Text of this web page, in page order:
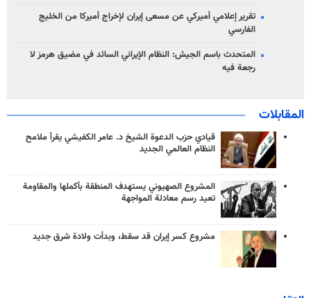
تقرير إعلامي أميركي عن مسعى إيران لإخراج أميركا من الخليج
الفارسي
المتحدث باسم الجيش: النظام الإيراني السائد في مضيق هرمز لا
رجعة فيه
المقابلات
قيادي حزب الدعوة الشيخ د. عامر الكفيشي يقرأ ملامح
النظام العالمي الجديد
المشروع الصهيوني يستهدف المنطقة بأكملها والمقاومة
تعيد رسم معادلة المواجهة
مشروع كسر إيران قد سقط، وبدأت ولادة شرق جديد